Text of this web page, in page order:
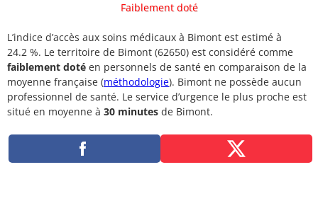
Faiblement doté
L’indice d’accès aux soins médicaux à Bimont est estimé à
24.2 %. Le territoire de Bimont (62650) est considéré comme
faiblement doté en personnels de santé en comparaison de la
moyenne française (méthodologie). Bimont ne possède aucun
professionnel de santé. Le service d’urgence le plus proche est
situé en moyenne à 30 minutes de Bimont.